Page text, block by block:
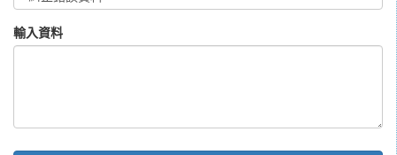
輸入資料